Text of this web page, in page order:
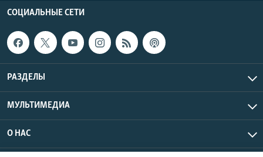
СОЦИАЛЬНЫЕ СЕТИ
РАЗДЕЛЫ
МУЛЬТИМЕДИА
О НАС